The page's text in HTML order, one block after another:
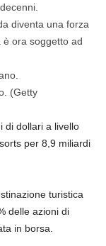
diventa una forza
è ora soggetto ad
(Getty
di dollari a livello
per 8,9 miliardi
turistica
delle azioni di
in borsa.